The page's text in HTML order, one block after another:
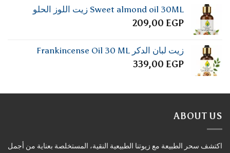
4.00من
5
Sweet almond oil 30ML زيت اللوز الحلو
209,00 EGP
زيت لبان الدكر Frankincense Oil 30 ML
339,00 EGP
ABOUT US
اكتشف سحر الطبيعة مع زيوتنا الطبيعية النقية، المستخلصة بعناية من أجمل